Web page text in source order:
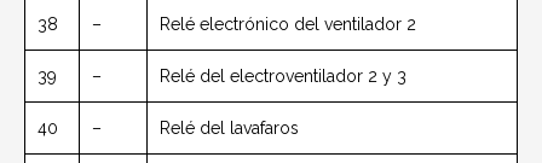
38 – Relé electrónico del ventilador 2
39 – Relé del electroventilador 2 y 3
40 – Relé del lavafaros